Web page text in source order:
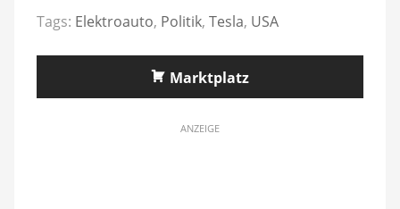
Tags: Elektroauto, Politik, Tesla, USA
Marktplatz
ANZEIGE